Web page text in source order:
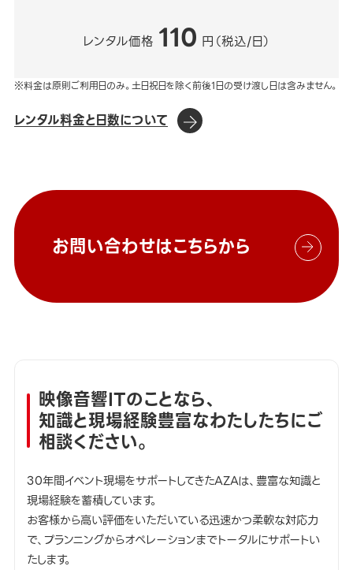
レンタル価格 110 円（税込/日）
※料金は原則ご利用日のみ。土日祝日を除く前後1日の受け渡し日は含みません。
レンタル料金と日数について
お問い合わせはこちらから
映像音響ITのことなら、
知識と現場経験豊富なわたしたちにご
相談ください。
30年間イベント現場をサポートしてきたAZAは、豊富な知識と
現場経験を蓄積しています。
お客様から高い評価をいただいている迅速かつ柔軟な対応力
で、プランニングからオペレーションまでトータルにサポートい
たします。